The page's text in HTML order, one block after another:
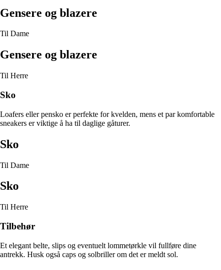
Gensere og blazere
Til Dame
Gensere og blazere
Til Herre
Sko
Loafers eller pensko er perfekte for kvelden, mens et par komfortable
sneakers er viktige å ha til daglige gåturer.
Sko
Til Dame
Sko
Til Herre
Tilbehør
Et elegant belte, slips og eventuelt lommetørkle vil fullføre dine
antrekk. Husk også caps og solbriller om det er meldt sol.